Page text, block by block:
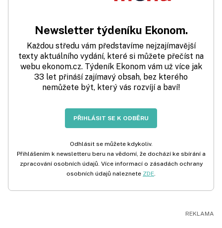
Newsletter týdeníku Ekonom.
Každou středu vám představíme nejzajímavější
texty aktuálního vydání, které si můžete přečíst na
webu ekonom.cz. Týdeník Ekonom vám už více jak
33 let přináší zajímavý obsah, bez kterého
nemůžete být, který vás rozvíjí a baví!
PŘIHLÁSIT SE K ODBĚRU
Odhlásit se můžete kdykoliv.
Přihlášením k newsletteru beru na vědomí, že dochází ke sbírání a
zpracování osobních údajů. Více informací o zásadách ochrany
osobních údajů naleznete ZDE